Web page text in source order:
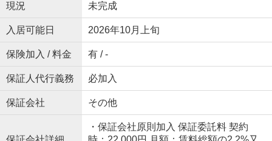
現況 未完成
入居可能日 2026年10月上旬
保険加入 / 料金 有 / -
保証人代行義務 必加入
保証会社 その他
・保証会社原則加入 保証委託料 契約